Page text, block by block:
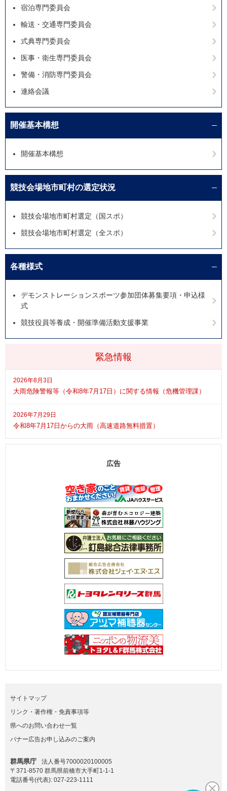
緊急情報
2026年8月3日
大雨危険警報等（令和8年7月17日）に関する情報（危機管理課）
2026年7月29日
令和8年7月17日からの大雨（高速道路無料措置）
宿泊専門委員会
輸送・交通専門委員会
式典専門委員会
医事・衛生専門委員会
警備・消防専門委員会
連絡会議
開催基本構想
開催基本構想
競技会場地市町村の選定状況
競技会場地市町村選定（国スポ）
競技会場地市町村選定（全スポ）
各種様式
デモンストレーションスポーツ参加団体募集要項・申込様
式
競技役員等養成・開催準備活動支援事業
広告
サイトマップ
リンク・著作権・免責事項等
県へのお問い合わせ一覧
バナー広告お申し込みのご案内
群馬県庁
法人番号7000020100005
〒371-8570 群馬県前橋市大手町1-1-1
電話番号(代表): 027-223-1111